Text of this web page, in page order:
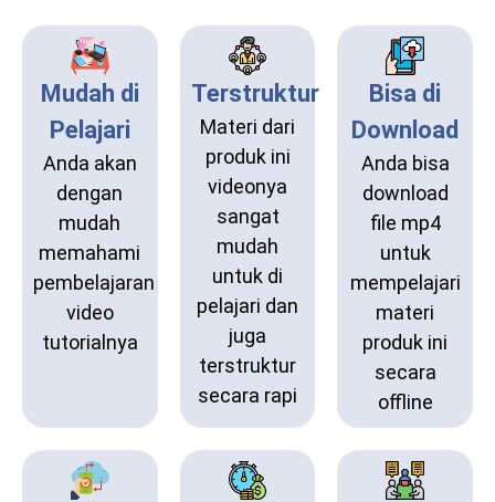
Mudah di
Pelajari
Anda akan
dengan
mudah
memahami
pembelajaran
video
tutorialnya
Terstruktur
Materi dari
produk ini
videonya
sangat
mudah
untuk di
pelajari dan
juga
terstruktur
secara rapi
Bisa di
Download
Anda bisa
download
file mp4
untuk
mempelajari
materi
produk ini
secara
offline